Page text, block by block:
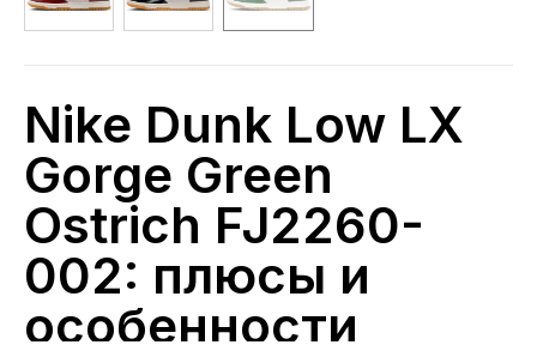
Nike Dunk Low LX
Gorge Green
Ostrich FJ2260-
002: плюсы и
особенности